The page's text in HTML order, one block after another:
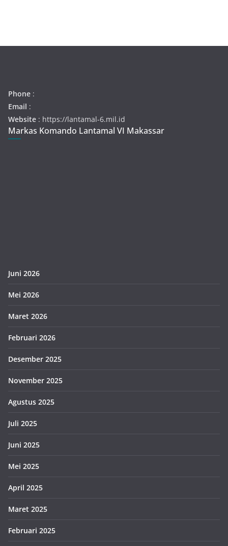
Phone :
Email :
Website : https://lantamal-6.mil.id
Markas Komando Lantamal VI Makassar
Juni 2026
Mei 2026
Maret 2026
Februari 2026
Desember 2025
November 2025
Agustus 2025
Juli 2025
Juni 2025
Mei 2025
April 2025
Maret 2025
Februari 2025